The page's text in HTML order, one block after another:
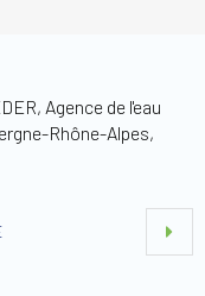
Agence de l'eau
Rhône-Alpes,